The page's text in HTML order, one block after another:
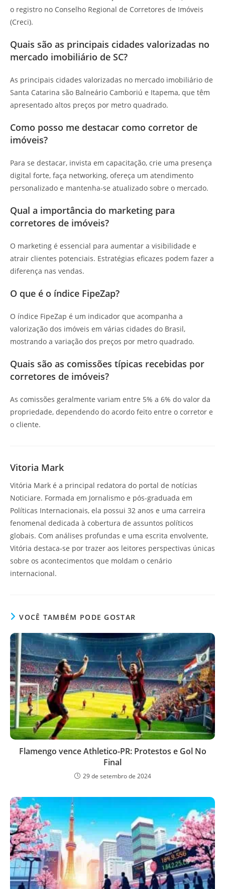
o registro no Conselho Regional de Corretores de Imóveis
(Creci).
Quais são as principais cidades valorizadas no
mercado imobiliário de SC?
As principais cidades valorizadas no mercado imobiliário de
Santa Catarina são Balneário Camboriú e Itapema, que têm
apresentado altos preços por metro quadrado.
Como posso me destacar como corretor de
imóveis?
Para se destacar, invista em capacitação, crie uma presença
digital forte, faça networking, ofereça um atendimento
personalizado e mantenha-se atualizado sobre o mercado.
Qual a importância do marketing para
corretores de imóveis?
O marketing é essencial para aumentar a visibilidade e
atrair clientes potenciais. Estratégias eficazes podem fazer a
diferença nas vendas.
O que é o índice FipeZap?
O índice FipeZap é um indicador que acompanha a
valorização dos imóveis em várias cidades do Brasil,
mostrando a variação dos preços por metro quadrado.
Quais são as comissões típicas recebidas por
corretores de imóveis?
As comissões geralmente variam entre 5% a 6% do valor da
propriedade, dependendo do acordo feito entre o corretor e
o cliente.
Vitoria Mark
Vitória Mark é a principal redatora do portal de notícias
Noticiare. Formada em Jornalismo e pós-graduada em
Políticas Internacionais, ela possui 32 anos e uma carreira
fenomenal dedicada à cobertura de assuntos políticos
globais. Com análises profundas e uma escrita envolvente,
Vitória destaca-se por trazer aos leitores perspectivas únicas
sobre os acontecimentos que moldam o cenário
internacional.
VOCÊ TAMBÉM PODE GOSTAR
Flamengo vence Athletico-PR: Protestos e Gol No
Final
29 de setembro de 2024